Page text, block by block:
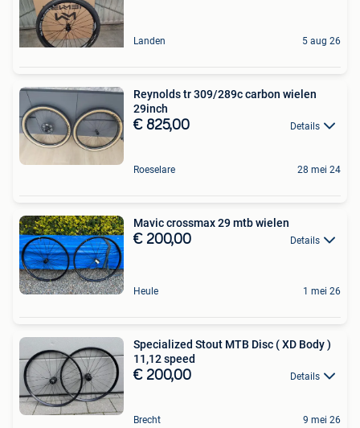
Landen 5 aug 26
Reynolds tr 309/289c carbon wielen
29inch
€ 825,00 Details
Roeselare 28 mei 24
Mavic crossmax 29 mtb wielen
€ 200,00 Details
Heule 1 mei 26
Specialized Stout MTB Disc ( XD Body )
11,12 speed
€ 200,00 Details
Brecht 9 mei 26